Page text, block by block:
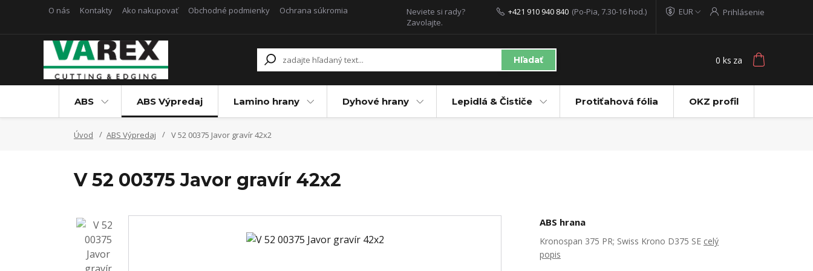
O nás Kontakty Ako nakupovať Obchodné podmienky Ochrana súkromia EUR Prihlásenie
Hľadať
Neviete si rady?
Zavolajte.
+421 910 940 840 (Po-Pia, 7.30-16 hod.)
0 ks za
ABS ABS Výpredaj Lamino hrany Dyhové hrany Lepidlá & Čističe Protiťahová fólia OKZ profil
Úvod ABS Výpredaj V 52 00375 Javor gravír 42x2
V 52 00375 Javor gravír 42x2
ABS hrana
Kronospan 375 PR; Swiss Krono D375 SE celý
popis